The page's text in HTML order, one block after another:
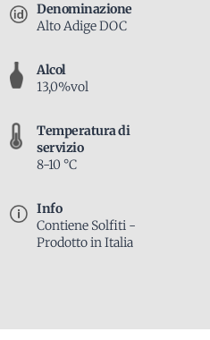
Denominazione
Alto Adige DOC
Alcol
13,0%vol
Temperatura di
servizio
8-10 °C
Info
Contiene Solfiti -
Prodotto in Italia